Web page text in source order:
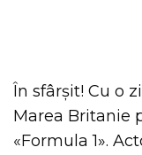
În sfârșit! Cu o
Marea Britanie
«Formula 1».